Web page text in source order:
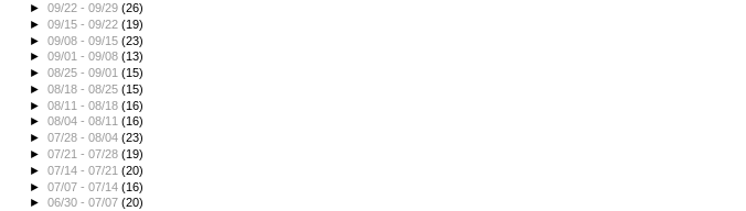
►09/22 - 09/29(26)
►09/15 - 09/22(19)
►09/08 - 09/15(23)
►09/01 - 09/08(13)
►08/25 - 09/01(15)
►08/18 - 08/25(15)
►08/11 - 08/18(16)
►08/04 - 08/11(16)
►07/28 - 08/04(23)
►07/21 - 07/28(19)
►07/14 - 07/21(20)
►07/07 - 07/14(16)
►06/30 - 07/07(20)